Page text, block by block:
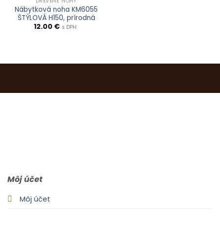
Nábytková noha KM6055
ŠTÝLOVÁ H150, prírodná
12.00 € s DPH
Môj účet
Môj účet